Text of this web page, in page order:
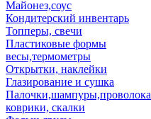
Майонез,соус
Кондитерский инвентарь
Топперы, свечи
Пластиковые формы
весы,термометры
Открытки, наклейки
Глазирование и сушка
Палочки,шампуры,проволока
коврики, скалки